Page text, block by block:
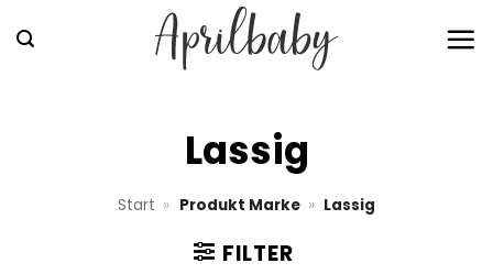
Inhalt
Lassig
Start » Produkt Marke » Lassig
FILTER